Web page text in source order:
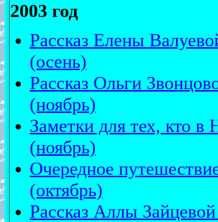
2003 год
Рассказ Елены
(осень)
Рассказ Ольги
(ноябрь)
Заметки для тех, кто в
(ноябрь)
Очередное
(октябрь)
Рассказ Аллы